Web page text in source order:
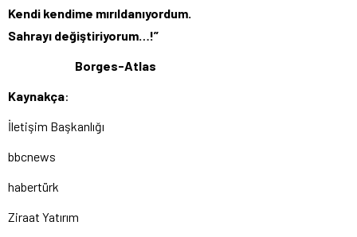
Kendi kendime mırıldanıyordum.
Sahrayı değiştiriyorum…!”
Borges-Atlas
Kaynakça:
İletişim Başkanlığı
bbcnews
habertürk
Ziraat Yatırım